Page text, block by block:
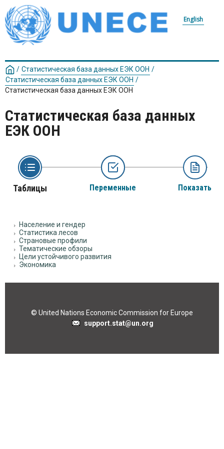
English
/ Статистическая база данных ЕЭК ООН /
Статистическая база данных ЕЭК ООН /
Статистическая база данных ЕЭК ООН
Статистическая база данных
ЕЭК ООН
Таблицы Переменные Показать
Население и гендер
Статистика лесов
Страновые профили
Тематические обзоры
Цели устойчивого развития
Экономика
© United Nations Economic Commission for Europe
support.stat@un.org